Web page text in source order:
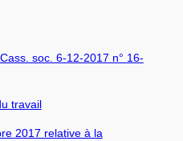
Cass. soc. 6-12-2017 n° 16-
travail
2017 relative à la